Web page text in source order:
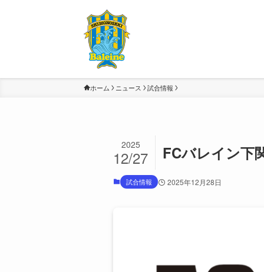
ホーム ニュース 試合情報
FCバレイン下
2025
12/27
試合情報 2025年12月28日